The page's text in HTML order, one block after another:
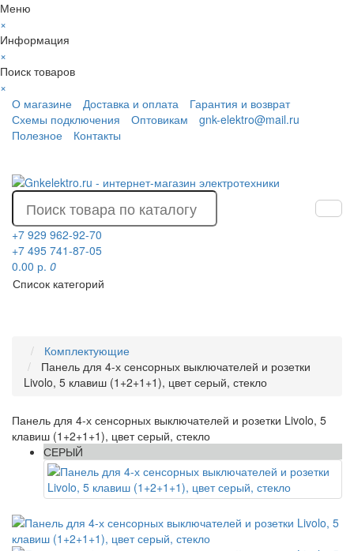
Меню
×
Информация
×
Поиск товаров
×
О магазине
Доставка и оплата
Гарантия и возврат
Схемы подключения
Оптовикам
gnk-elektro@mail.ru
Полезное
Контакты
+7 929 962-92-70
+7 495 741-87-05
0.00 р. 0
Список категорий
Комплектующие
Панель для 4-х сенсорных выключателей и розетки
Livolo, 5 клавиш (1+2+1+1), цвет серый, стекло
Панель для 4-х сенсорных выключателей и розетки Livolo, 5
клавиш (1+2+1+1), цвет серый, стекло
СЕРЫЙ